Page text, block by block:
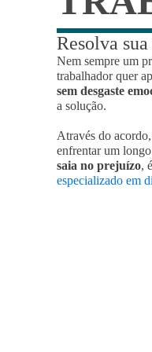
Resolva
Nem sempre um
trabalhador quer
sem desgaste
a solução.
Através do
enfrentar um
saia no prejuízo,
especializado em